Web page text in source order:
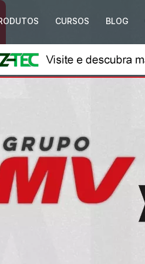
CURSOS BLOG